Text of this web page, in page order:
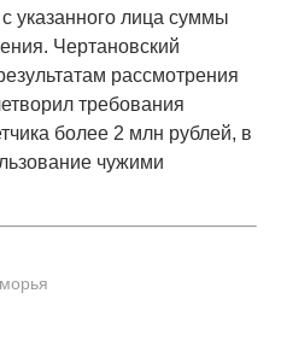
указанного лица суммы
Чертановский
рассмотрения
требования
более 2 млн рублей, в
чужими